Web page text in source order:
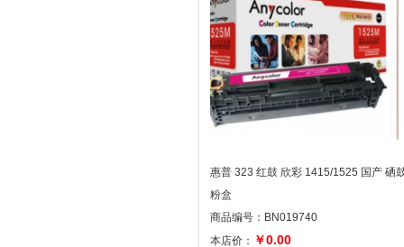
惠普 323 红鼓 欣彩 1415/1525 国产 硒
粉盒
商品编号：BN019740
本店价： ￥0.00